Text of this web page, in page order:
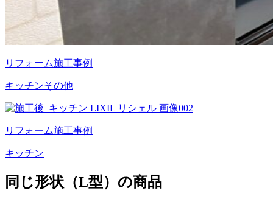
リフォーム施工事例
キッチンその他
リフォーム施工事例
キッチン
同じ形状（L型）の商品